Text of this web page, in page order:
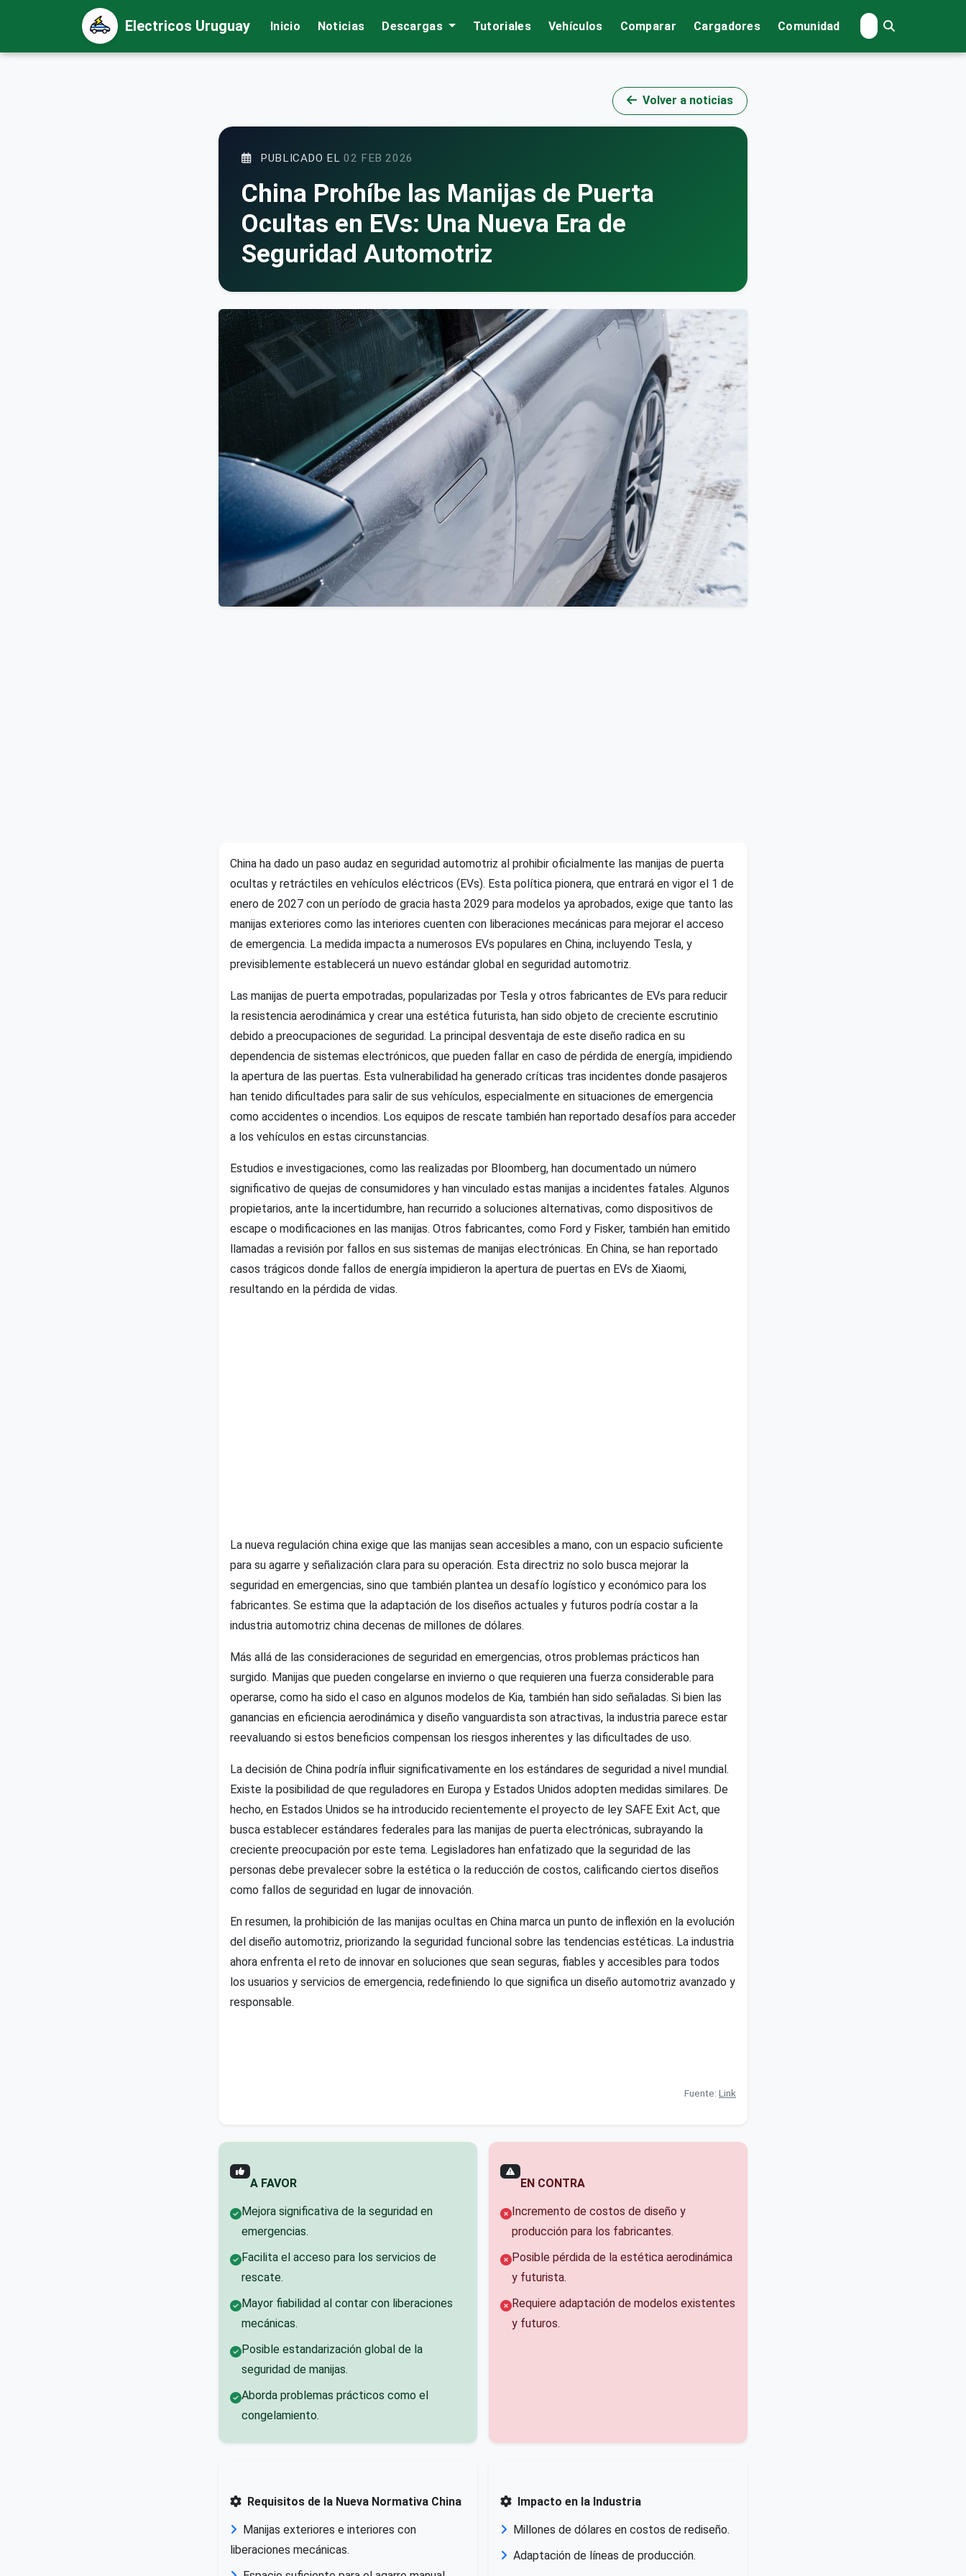
Electricos Uruguay Inicio Noticias Descargas Tutoriales Vehículos Comparar Cargadores Comunidad
Volver a noticias
PUBLICADO EL02 FEB 2026
China Prohíbe las Manijas de Puerta
Ocultas en EVs: Una Nueva Era de
Seguridad Automotriz
China ha dado un paso audaz en seguridad automotriz al prohibir oficialmente las manijas de puerta
ocultas y retráctiles en vehículos eléctricos (EVs). Esta política pionera, que entrará en vigor el 1 de
enero de 2027 con un período de gracia hasta 2029 para modelos ya aprobados, exige que tanto las
manijas exteriores como las interiores cuenten con liberaciones mecánicas para mejorar el acceso
de emergencia. La medida impacta a numerosos EVs populares en China, incluyendo Tesla, y
previsiblemente establecerá un nuevo estándar global en seguridad automotriz.
Las manijas de puerta empotradas, popularizadas por Tesla y otros fabricantes de EVs para reducir
la resistencia aerodinámica y crear una estética futurista, han sido objeto de creciente escrutinio
debido a preocupaciones de seguridad. La principal desventaja de este diseño radica en su
dependencia de sistemas electrónicos, que pueden fallar en caso de pérdida de energía, impidiendo
la apertura de las puertas. Esta vulnerabilidad ha generado críticas tras incidentes donde pasajeros
han tenido dificultades para salir de sus vehículos, especialmente en situaciones de emergencia
como accidentes o incendios. Los equipos de rescate también han reportado desafíos para acceder
a los vehículos en estas circunstancias.
Estudios e investigaciones, como las realizadas por Bloomberg, han documentado un número
significativo de quejas de consumidores y han vinculado estas manijas a incidentes fatales. Algunos
propietarios, ante la incertidumbre, han recurrido a soluciones alternativas, como dispositivos de
escape o modificaciones en las manijas. Otros fabricantes, como Ford y Fisker, también han emitido
llamadas a revisión por fallos en sus sistemas de manijas electrónicas. En China, se han reportado
casos trágicos donde fallos de energía impidieron la apertura de puertas en EVs de Xiaomi,
resultando en la pérdida de vidas.
La nueva regulación china exige que las manijas sean accesibles a mano, con un espacio suficiente
para su agarre y señalización clara para su operación. Esta directriz no solo busca mejorar la
seguridad en emergencias, sino que también plantea un desafío logístico y económico para los
fabricantes. Se estima que la adaptación de los diseños actuales y futuros podría costar a la
industria automotriz china decenas de millones de dólares.
Más allá de las consideraciones de seguridad en emergencias, otros problemas prácticos han
surgido. Manijas que pueden congelarse en invierno o que requieren una fuerza considerable para
operarse, como ha sido el caso en algunos modelos de Kia, también han sido señaladas. Si bien las
ganancias en eficiencia aerodinámica y diseño vanguardista son atractivas, la industria parece estar
reevaluando si estos beneficios compensan los riesgos inherentes y las dificultades de uso.
La decisión de China podría influir significativamente en los estándares de seguridad a nivel mundial.
Existe la posibilidad de que reguladores en Europa y Estados Unidos adopten medidas similares. De
hecho, en Estados Unidos se ha introducido recientemente el proyecto de ley SAFE Exit Act, que
busca establecer estándares federales para las manijas de puerta electrónicas, subrayando la
creciente preocupación por este tema. Legisladores han enfatizado que la seguridad de las
personas debe prevalecer sobre la estética o la reducción de costos, calificando ciertos diseños
como fallos de seguridad en lugar de innovación.
En resumen, la prohibición de las manijas ocultas en China marca un punto de inflexión en la evolución
del diseño automotriz, priorizando la seguridad funcional sobre las tendencias estéticas. La industria
ahora enfrenta el reto de innovar en soluciones que sean seguras, fiables y accesibles para todos
los usuarios y servicios de emergencia, redefiniendo lo que significa un diseño automotriz avanzado y
responsable.
Fuente: Link
A FAVOR
Mejora significativa de la seguridad en
emergencias.
Facilita el acceso para los servicios de
rescate.
Mayor fiabilidad al contar con liberaciones
mecánicas.
Posible estandarización global de la
seguridad de manijas.
Aborda problemas prácticos como el
congelamiento.
EN CONTRA
Incremento de costos de diseño y
producción para los fabricantes.
Posible pérdida de la estética aerodinámica
y futurista.
Requiere adaptación de modelos existentes
y futuros.
Requisitos de la Nueva Normativa China
Manijas exteriores e interiores con
liberaciones mecánicas.
Impacto en la Industria
Millones de dólares en costos de rediseño.
Adaptación de líneas de producción.